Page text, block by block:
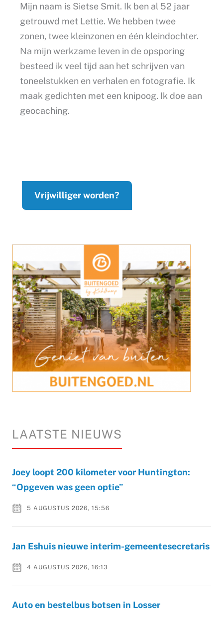
Mijn naam is Sietse Smit. Ik ben al 52 jaar
getrouwd met Lettie. We hebben twee
zonen, twee kleinzonen en één kleindochter.
Na mijn werkzame leven in de opsporing
besteed ik veel tijd aan het schrijven van
toneelstukken en verhalen en fotografie. Ik
maak gedichten met een knipoog. Ik doe aan
geocaching.
Vrijwilliger worden?
LAATSTE NIEUWS
Joey loopt 200 kilometer voor Huntington:
“Opgeven was geen optie”
5 AUGUSTUS 2026, 15:56
Jan Eshuis nieuwe interim-gemeentesecretaris
4 AUGUSTUS 2026, 16:13
Auto en bestelbus botsen in Losser